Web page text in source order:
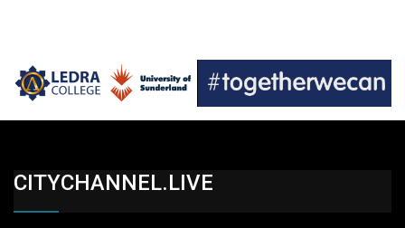
CITYCHANNEL.LIVE